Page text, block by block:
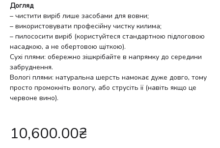
Догляд
– чистити виріб лише засобами для вовни;
– використовувати професійну чистку килима;
– пилососити виріб (користуйтеся стандартною підлоговою
насадкою, а не обертовою щіткою).
Сухі плями: обережно зішкрібайте в напрямку до середини
забруднення.
Вологі плями: натуральна шерсть намокає дуже довго, тому
просто промокніть вологу, або струсіть її (навіть якщо це
червоне вино).
10,600.00₴